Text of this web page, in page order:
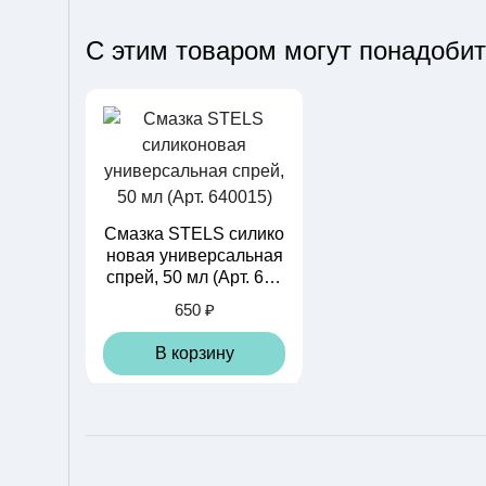
С этим товаром могут
Смазка STELS силико
новая универсальная
спрей, 50 мл (Арт. 640
650 ₽
В корзину